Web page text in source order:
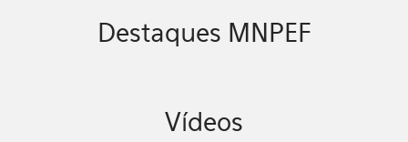
Destaques MNPEF
Vídeos